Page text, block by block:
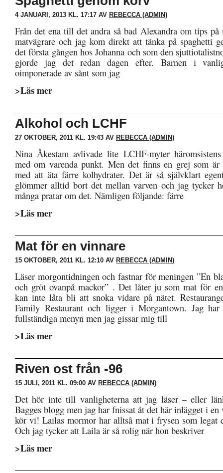
4 JANUARI, 2013 KL. 17:17 AV REBECCA (ADMIN)
Från det ena till det andra så bad Alexandra om tips
matvägrare och jag kom direkt att tänka på spaghetti
det första gången hos Johanna och som den
gjorde jag det redan dagen efter. Barnen i
oimponerade av sånt som jag
>Läs mer
Alkohol och LCHF
27 OKTOBER, 2011 KL. 19:43 AV REBECCA (ADMIN)
Nina Åkestam avlivade lite LCHF-myter
med om varenda punkt. Men det finns en grej som
med att äta färre kolhydrater. Det är så självklart
glömmer alltid bort det mellan varven och jag tycker
många pratar om det. Nämligen följande: färre
>Läs mer
Mat för en vinnare
15 OKTOBER, 2011 KL. 12:10 AV REBECCA (ADMIN)
Läser morgontidningen och fastnar för meningen ”En
och gröt ovanpå mackor” . Det låter ju som mat för
kan inte låta bli att snoka vidare på nätet.
Family Restaurant och ligger i Morgantown. Jag
fullständiga menyn men jag gissar mig till
>Läs mer
Riven ost från -96
15 JULI, 2011 KL. 09:00 AV REBECCA (ADMIN)
Det hör inte till vanligheterna att jag läser – eller
Bagges blogg men jag har fnissat åt det här inlägget i en
kör vi! Lailas mormor har alltså mat i frysen som legat
Och jag tycker att Laila är så rolig när hon beskriver
>Läs mer